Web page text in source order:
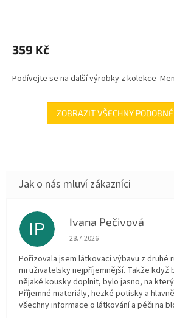
359 Kč
Podívejte se na další výrobky z kolekce
ZOBRAZIT VŠECHNY
IP Ivana Pečivová
Hodnocení obchodu je 5 z 5
28.7.2026
Pořizovala jsem látkovací výbavu z druhé
mi uživatelsky nejpříjemnější. Takže
nějaké kousky doplnit, bylo jasno, na
Příjemné materiály, hezké potisky a
všechny informace o látkování a péči na